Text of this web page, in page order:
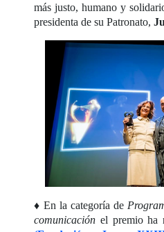
más justo, humano y
presidenta de su Patronato,
♦ En la categoría de
comunicación el premio ha